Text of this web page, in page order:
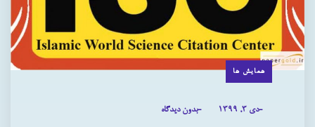
همایش ها
-دی ۳, ۱۳۹۹ -بدون دیدگاه